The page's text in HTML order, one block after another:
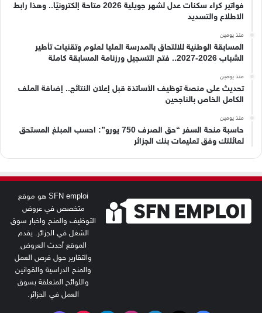
فواتير كراء سكنات عدل لشهر جويلية 2026 متاحة إلكترونيًا.. وهذا رابط
الاطلاع والتسديد
منذ يومين
المسابقة الوطنية للالتحاق بالمدرسة العليا لعلوم وتقنيات تأطير
الشباب 2026-2027.. فتح التسجيل ورزنامة المسابقة كاملة
منذ يومين
تحديث على منصة توظيف الأساتذة قبل إعلان النتائج.. إضافة الملف
الكامل الخاص بالناجحين
منذ يومين
حاسبة منحة السفر “حق الصرف 750 يورو”: احسب المبلغ المستحق
لعائلتك وفق تعليمات بنك الجزائر
SFN emploi هو موقع
متخصص في عروض
التوظيف والمنح واخبار سوق
الشغل في الجزائر. يقدم
الموقع أحدث العروض
والتقارير حول فرص العمل
والمنح الدراسية والقوانين
واللوائح المتعلقة بسوق
العمل في الجزائر.